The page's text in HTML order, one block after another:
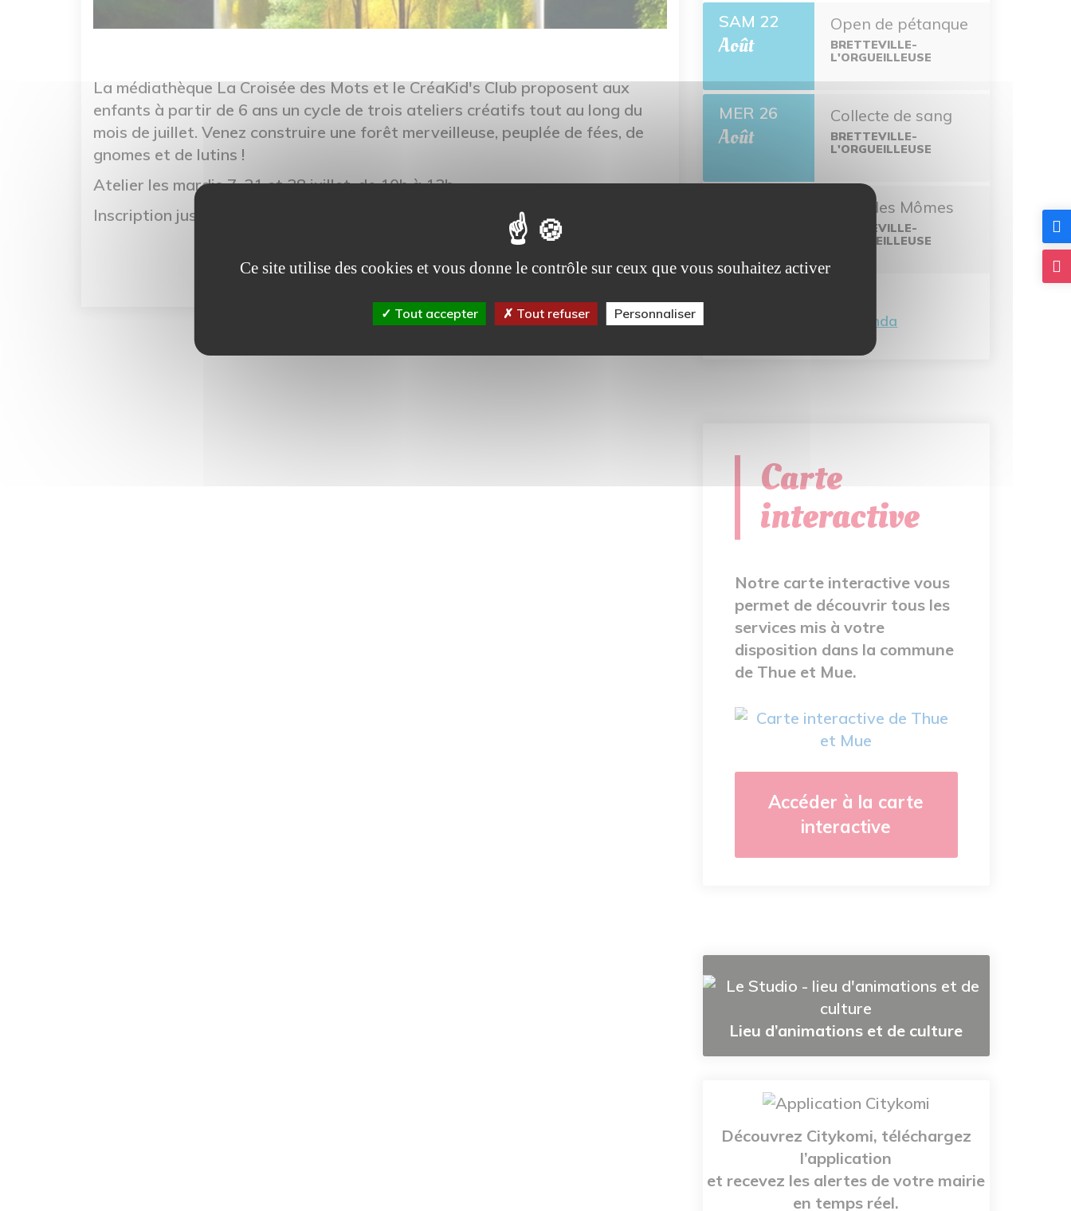
La médiathèque La Croisée des Mots et le CréaKid's Club proposent aux
enfants à partir de 6 ans un cycle de trois ateliers créatifs tout au long du
mois de juillet. Venez construire une forêt merveilleuse, peuplée de fées, de
gnomes et de lutins !
Atelier les mardis 7, 21 et 28 juillet, de 10h à 12h.
Inscription jusqu'au 27 juin, dans la limite des places disponibles.
SAM 22
Août
Open de pétanque
BRETTEVILLE-
L'ORGUEILLEUSE
MER 26
Août
Collecte de sang
BRETTEVILLE-
L'ORGUEILLEUSE
L'été des Mômes
BRETTEVILLE-
L'ORGUEILLEUSE
Tout l'agenda
Carte
interactive
Notre carte interactive vous
permet de découvrir tous les
services mis à votre
disposition dans la commune
de Thue et Mue.
Accéder à la carte
interactive
Lieu d’animations et de culture
Découvrez Citykomi, téléchargez
l’application
et recevez les alertes de votre mairie
en temps réel.
Ce site utilise des cookies et vous donne le contrôle sur ceux que vous souhaitez activer
Tout accepter Tout refuser Personnaliser